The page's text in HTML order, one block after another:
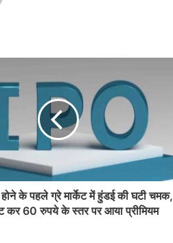
के पहले ग्रे मार्केट में हुंडई की घटी चमक,
60 रुपये के स्तर पर आया प्रीमियम